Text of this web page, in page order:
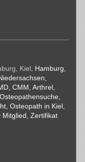
Kiel, Hamburg,
CMM , Arthrel,
Osteopath in Kiel,
Mitglied, Zertifikat